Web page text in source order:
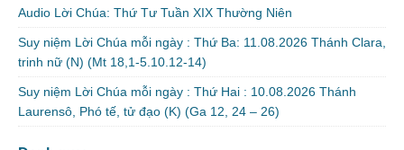
Audio Lời Chúa: Thứ Tư Tuần XIX Thường Niên
Suy niệm Lời Chúa mỗi ngày : Thứ Ba: 11.08.2026 Thánh Clara,
trinh nữ (N) (Mt 18,1-5.10.12-14)
Suy niệm Lời Chúa mỗi ngày : Thứ Hai : 10.08.2026 Thánh
Laurensô, Phó tế, tử đạo (K) (Ga 12, 24 – 26)